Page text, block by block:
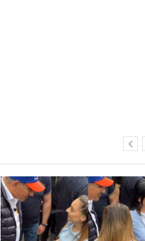
Հայտնի մարմնավաճառն էլ է
աջակցում Փաշինյանին